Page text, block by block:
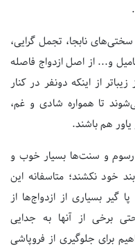
نابجا، تجمل گرایی،
و... از اصل ازدواج فاصله
از اینکه دونفر در کنار
تا همواره شادی و غم،
هم باشند.
و سنت‌ها بسیار خوب و
خود نکشند؛ متاسفانه این
بسیاری از ازدواج‌ها از
برخی از آنها به جدایی
برای جلوگیری از فروپاشی